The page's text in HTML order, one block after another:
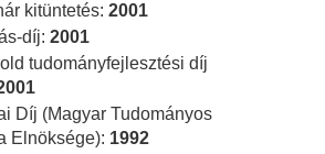
kitüntetés: 2001
díj: 2001
tudományfejlesztési díj
Díj (Magyar Tudományos
Elnöksége): 1992